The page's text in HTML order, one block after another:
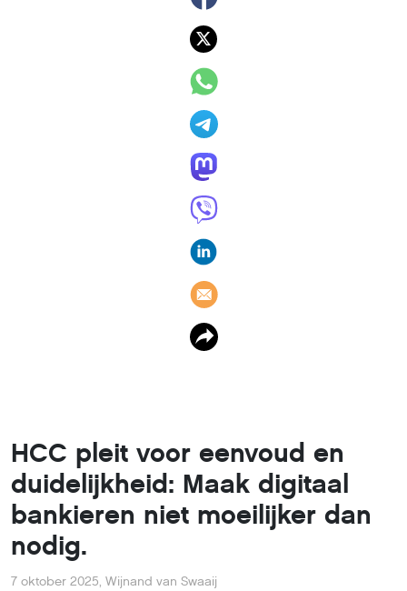
HCC pleit voor eenvoud en
duidelijkheid: Maak digitaal
bankieren niet moeilijker dan
nodig.
7 oktober 2025, Wijnand van Swaaij